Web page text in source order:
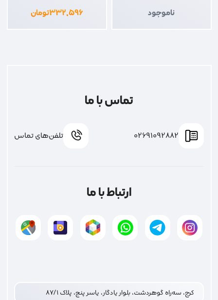
ناموجود ۳۳۲,۵۹۶تومان
تماس با ما
02691092882 تلفن‌های تماس
ارتباط با ما
کرج، سه‌راه گوهردشت، بلوار یادگار، یاسر پنج، پلاک ۸۷/۱